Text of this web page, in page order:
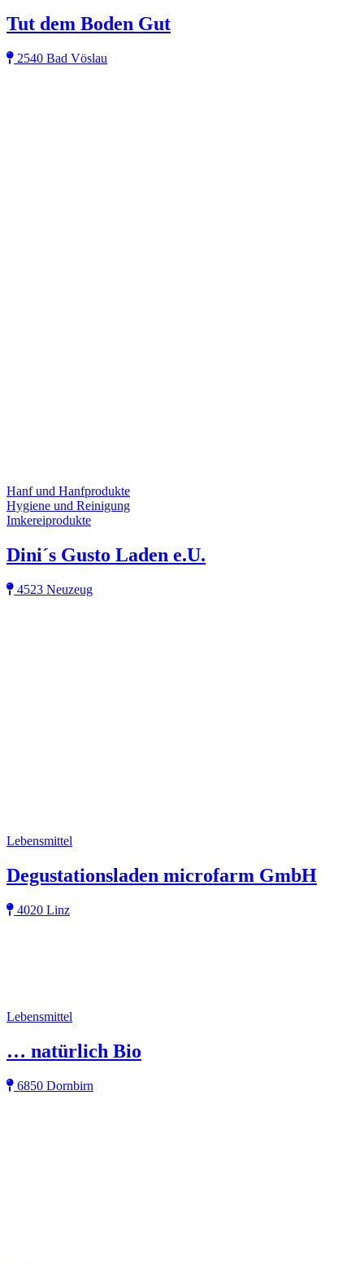
Tut dem Boden Gut
2540 Bad Vöslau
Hanf und Hanfprodukte
Hygiene und Reinigung
Imkereiprodukte
Dini´s Gusto Laden e.U.
4523 Neuzeug
Lebensmittel
Degustationsladen microfarm GmbH
4020 Linz
Lebensmittel
… natürlich Bio
6850 Dornbirn